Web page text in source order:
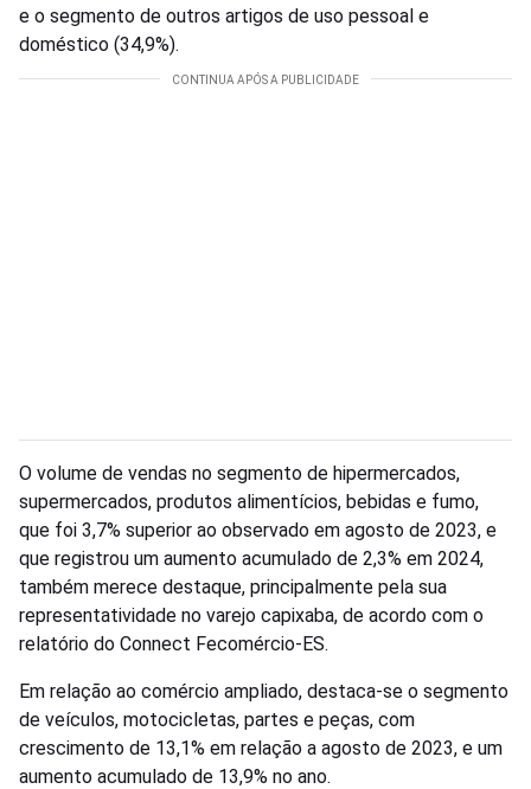
e o segmento de outros artigos de uso pessoal e
doméstico (34,9%).
O volume de vendas no segmento de hipermercados,
supermercados, produtos alimentícios, bebidas e fumo,
que foi 3,7% superior ao observado em agosto de 2023, e
que registrou um aumento acumulado de 2,3% em 2024,
também merece destaque, principalmente pela sua
representatividade no varejo capixaba, de acordo com o
relatório do Connect Fecomércio-ES.
Em relação ao comércio ampliado, destaca-se o segmento
de veículos, motocicletas, partes e peças, com
crescimento de 13,1% em relação a agosto de 2023, e um
aumento acumulado de 13,9% no ano.